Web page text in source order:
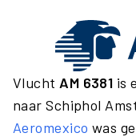
Vlucht AM 6381 is
naar Schiphol
Aeromexico was